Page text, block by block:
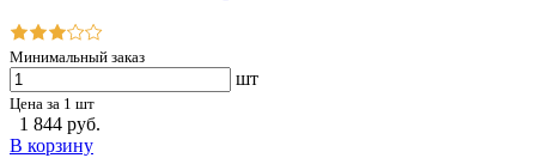
Минимальный заказ
шт
Цена за 1 шт
1 844 руб.
В корзину